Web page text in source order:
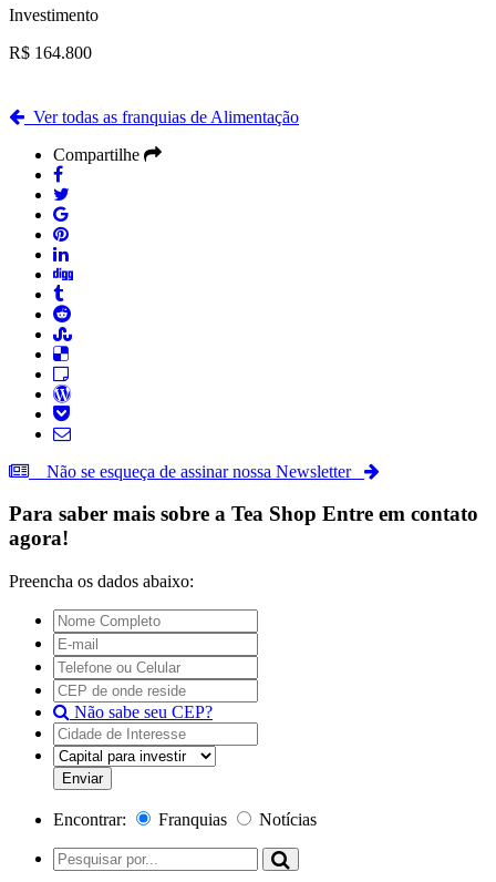
Investimento
R$ 164.800
Ver todas as franquias de Alimentação
Compartilhe
Não se esqueça de assinar nossa Newsletter
Para saber mais sobre a Tea Shop Entre em contato
agora!
Preencha os dados abaixo:
Não sabe seu CEP?
Encontrar: Franquias Notícias